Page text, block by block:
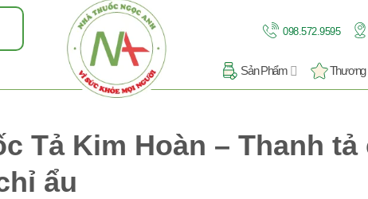
098.572.9595
Sản Phẩm Thương
Tả Kim Hoàn – Thanh
ẩu